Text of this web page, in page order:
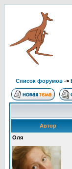
Список форумов ->
Автор
Оля